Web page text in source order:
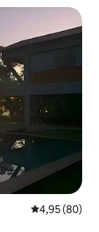
4,95 de uma
4,95 (80)